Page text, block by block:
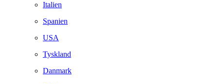
Italien
Spanien
USA
Tyskland
Danmark